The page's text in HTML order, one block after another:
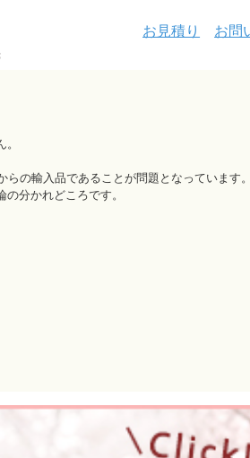
お見積り お問
らの輸入品であることが問題となっています
分かれどころです。